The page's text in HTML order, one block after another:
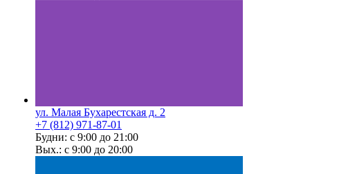
ул. Малая Бухарестская д. 2
+7 (812) 971-87-01
Будни: с 9:00 до 21:00
Вых.: с 9:00 до 20:00